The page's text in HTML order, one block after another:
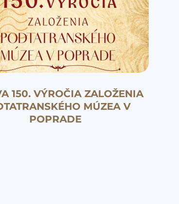
150. VÝROČIA ZALOŽENIA
MÚZEA V
POPRADE